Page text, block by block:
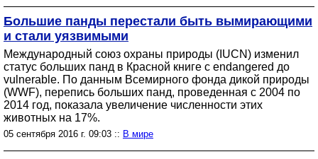
Большие панды перестали быть вымирающими
и стали уязвимыми
Международный союз охраны природы (IUCN) изменил
статус больших панд в Красной книге с endangered до
vulnerable. По данным Всемирного фонда дикой природы
(WWF), перепись больших панд, проведенная с 2004 по
2014 год, показала увеличение численности этих
животных на 17%.
05 сентября 2016 г. 09:03 :: В мире